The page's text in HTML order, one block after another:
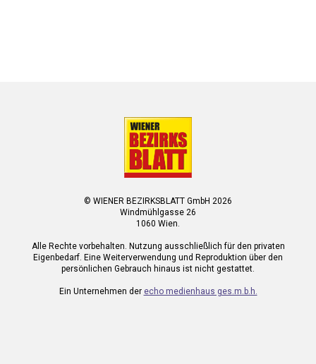
© WIENER BEZIRKSBLATT GmbH 2026
Windmühlgasse 26
1060 Wien.
Alle Rechte vorbehalten. Nutzung ausschließlich für den privaten
Eigenbedarf. Eine Weiterverwendung und Reproduktion über den
persönlichen Gebrauch hinaus ist nicht gestattet.
Ein Unternehmen der echo medienhaus ges.m.b.h.